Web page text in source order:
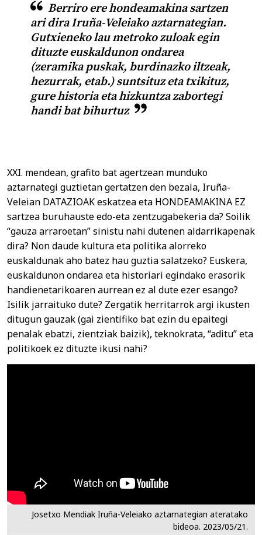
Berriro ere hondeamakina sartzen
ari dira Iruña-Veleiako aztarnategian.
Gutxieneko lau metroko zuloak egin
dituzte euskaldunon ondarea
(zeramika puskak, burdinazko iltzeak,
hezurrak, etab.) suntsituz eta txikituz,
gure historia eta hizkuntza zabortegi
handi bat bihurtuz
XXI. mendean, grafito bat agertzean munduko
aztarnategi guztietan gertatzen den bezala, Iruña-
Veleian DATAZIOAK eskatzea eta HONDEAMAKINA EZ
sartzea buruhauste edo-eta zentzugabekeria da? Soilik
“gauza arraroetan” sinistu nahi dutenen aldarrikapenak
dira? Non daude kultura eta politika alorreko
euskaldunak aho batez hau guztia salatzeko? Euskera,
euskaldunon ondarea eta historiari egindako erasorik
handienetarikoaren aurrean ez al dute ezer esango?
Isilik jarraituko dute? Zergatik herritarrok argi ikusten
ditugun gauzak (gai zientifiko bat ezin du epaitegi
penalak ebatzi, zientziak baizik), teknokrata, “aditu” eta
politikoek ez dituzte ikusi nahi?
Josetxo Mendiak Iruña-Veleiako aztarnategian ateratako
bideoa. 2023/05/21.